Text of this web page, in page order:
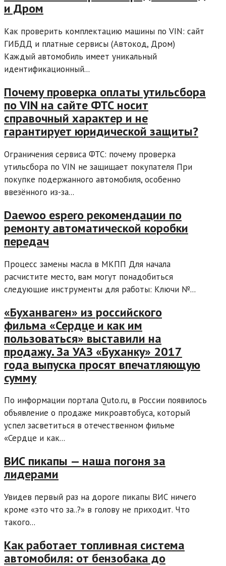
и Дром
Как проверить комплектацию машины по VIN: сайт
ГИБДД и платные сервисы (Автокод, Дром)
Каждый автомобиль имеет уникальный
идентификационный...
Почему проверка оплаты утильсбора
по VIN на сайте ФТС носит
справочный характер и не
гарантирует юридической защиты?
Ограничения сервиса ФТС: почему проверка
утильсбора по VIN не защищает покупателя При
покупке подержанного автомобиля, особенно
ввезённого из-за...
Daewoo espero рекомендации по
ремонту автоматической коробки
передач
Процесс замены масла в МКПП Для начала
расчистите место, вам могут понадобиться
следующие инструменты для работы: Ключи №...
«Буханваген» из российского
фильма «Сердце и как им
пользоваться» выставили на
продажу. За УАЗ «Буханку» 2017
года выпуска просят впечатляющую
сумму
По информации портала Quto.ru, в России появилось
объявление о продаже микроавтобуса, который
успел засветиться в отечественном фильме
«Сердце и как...
ВИС пикапы — наша погоня за
лидерами
Увидев первый раз на дороге пикапы ВИС ничего
кроме «это что за..?» в голову не приходит. Что
такого...
Как работает топливная система
автомобиля: от бензобака до